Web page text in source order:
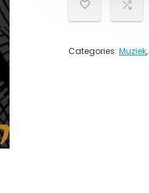
Categories: Muziek,